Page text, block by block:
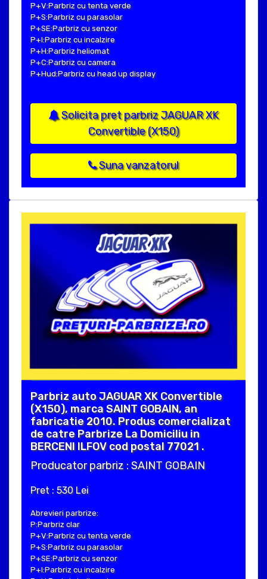
P+V:Parbriz cu tenta verde
P+S:Parbriz cu parasolar
P+SE:Parbriz cu senzor
P+I:Parbriz cu incalzire
P+H:Parbriz heliomat
P+C:Parbriz cu camera
P+Hud:Parbriz cu head up display
Solicita pret parbriz JAGUAR XK
Convertible (X150)
Suna vanzatorul
Parbriz auto JAGUAR XK Convertible
(X150), marca SAINT GOBAIN, an
fabricatie 2010. Produs comercializat
de catre Parbrize La Domiciliu in
BERCENI ILFOV cod postal 77021 .
Producator parbriz : SAINT GOBAIN
Pret : 530 Lei
Abrevieri parbrize:
P:Parbriz clar
P+V:Parbriz cu tenta verde
P+S:Parbriz cu parasolar
P+SE:Parbriz cu senzor
P+I:Parbriz cu incalzire